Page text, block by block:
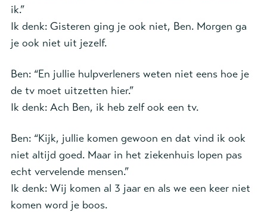
ik.”
Ik denk: Gisteren ging je ook niet, Ben. Morgen ga
je ook niet uit jezelf.
Ben: “En jullie hulpverleners weten niet eens hoe je
de tv moet uitzetten hier.”
Ik denk: Ach Ben, ik heb zelf ook een tv.
Ben: “Kijk, jullie komen gewoon en dat vind ik ook
niet altijd goed. Maar in het ziekenhuis lopen pas
echt vervelende mensen.”
Ik denk: Wij komen al 3 jaar en als we een keer niet
komen word je boos.